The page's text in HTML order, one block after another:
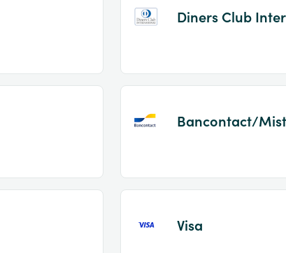
Diners Club
Bancontact/
Visa